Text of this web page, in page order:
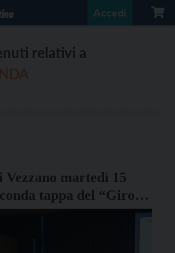
Accedi
relativi a
martedì 15
tappa del “Giro
2025”